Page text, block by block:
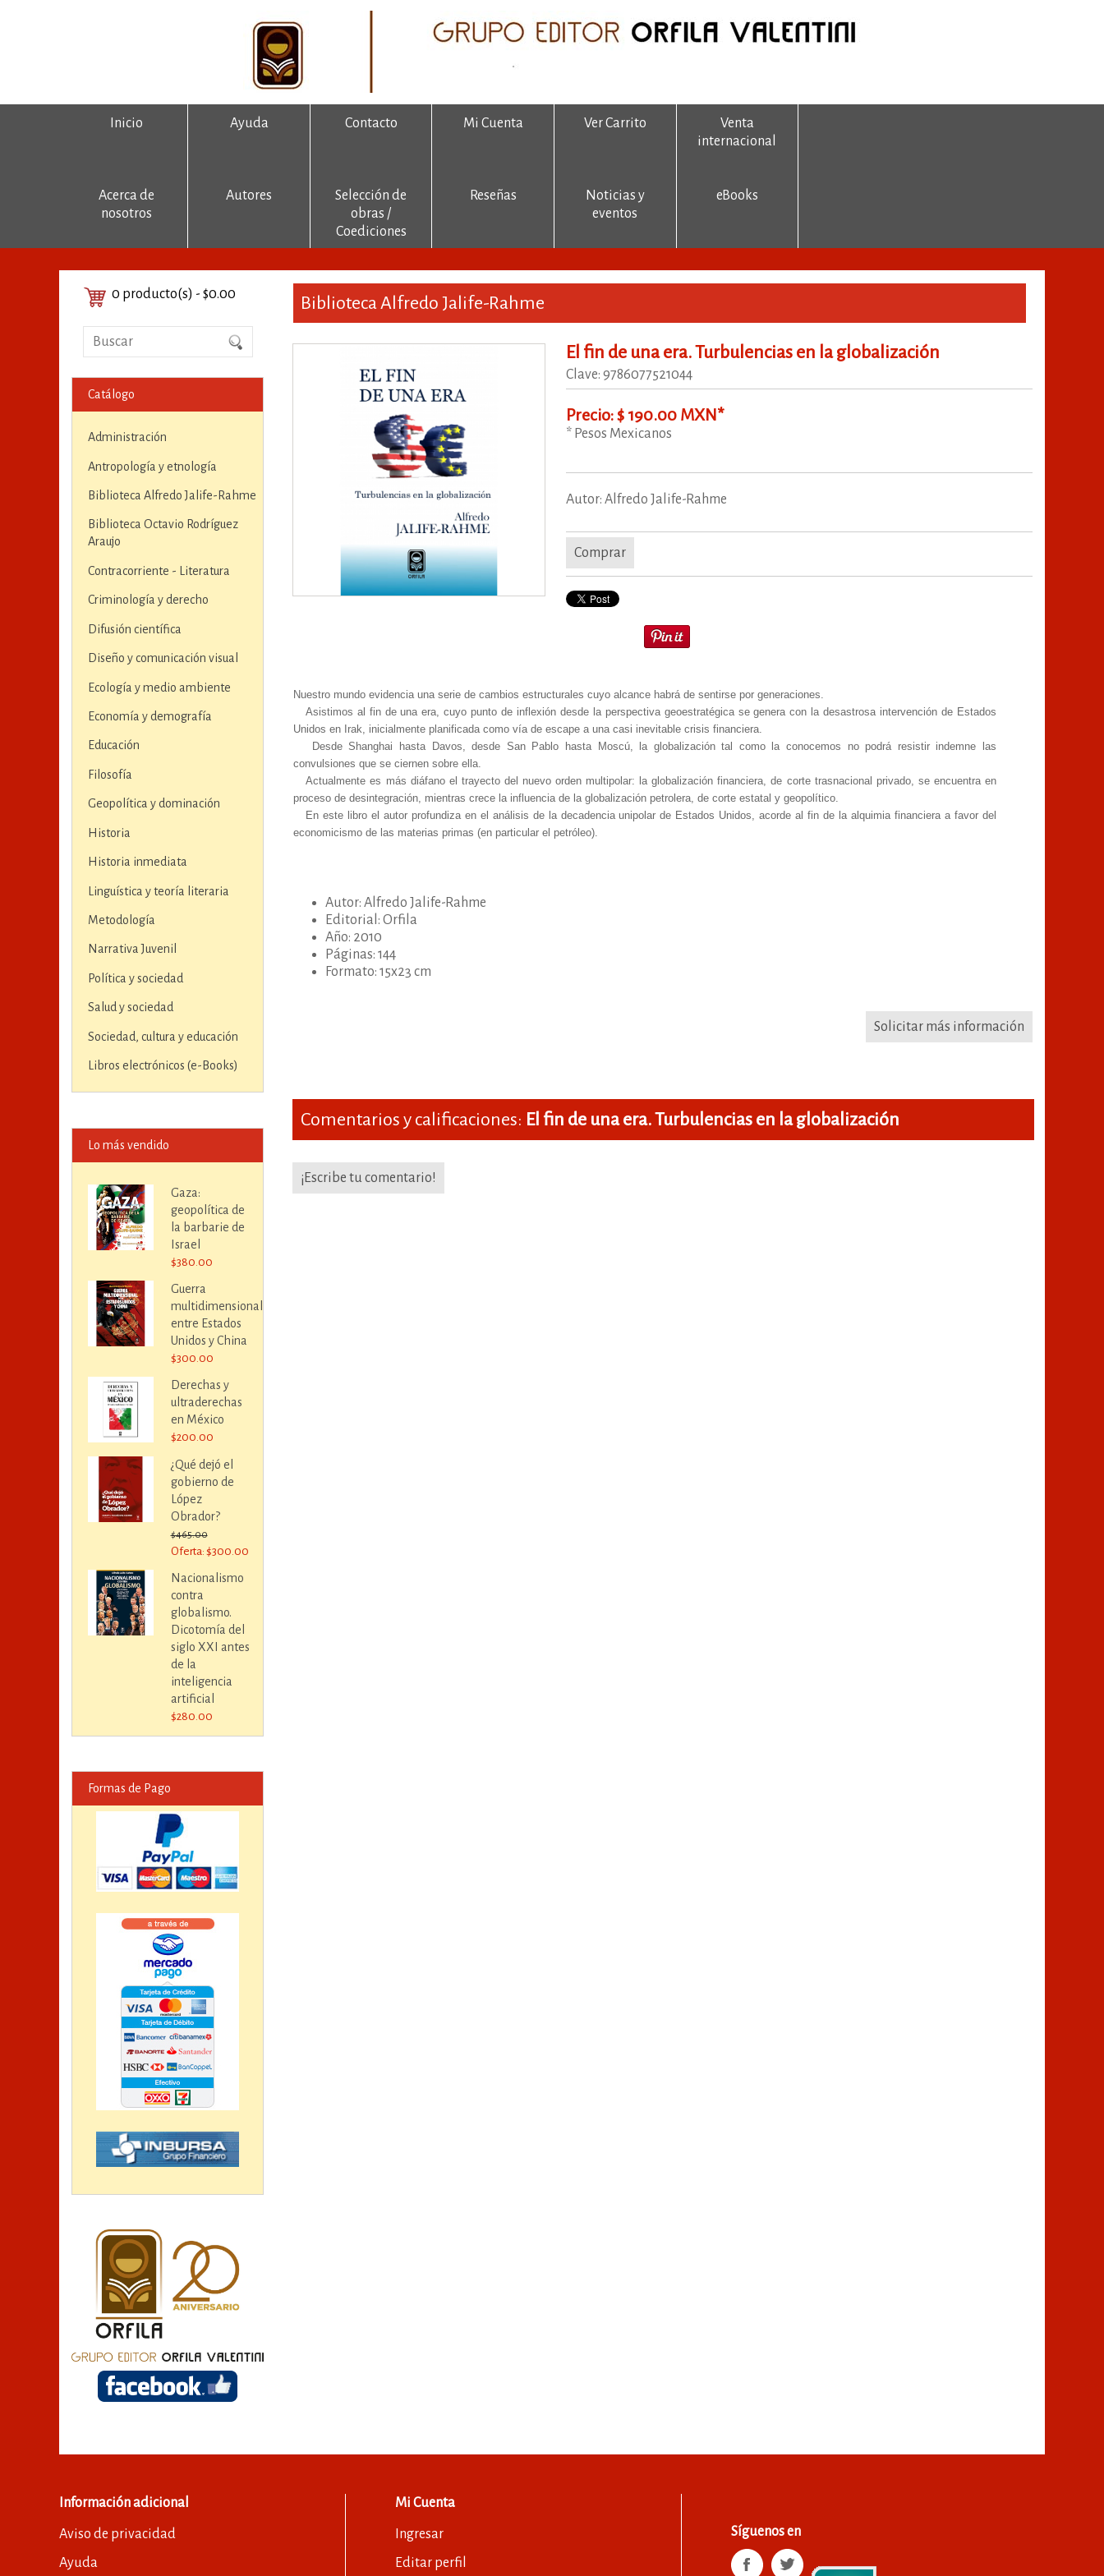
Inicio Ayuda Contacto Mi Cuenta Ver Carrito
Venta
internacional
Acerca de
nosotros
Autores
Selección de
obras /
Coediciones
Reseñas
Noticias y
eventos
eBooks
0 producto(s) - $0.00
Catálogo
Administración
Antropología y etnología
Biblioteca Alfredo Jalife-Rahme
Biblioteca Octavio Rodríguez
Araujo
Contracorriente - Literatura
Criminología y derecho
Difusión científica
Diseño y comunicación visual
Ecología y medio ambiente
Economía y demografía
Educación
Filosofía
Geopolítica y dominación
Historia
Historia inmediata
Linguística y teoría literaria
Metodología
Narrativa Juvenil
Política y sociedad
Salud y sociedad
Sociedad, cultura y educación
Libros electrónicos (e-Books)
Lo más vendido
Gaza:
geopolítica de
la barbarie de
Israel
$380.00
Guerra
multidimensional
entre Estados
Unidos y China
$300.00
Derechas y
ultraderechas
en México
$200.00
¿Qué dejó el
gobierno de
López
Obrador?
$465.00
Oferta: $300.00
Nacionalismo
contra
globalismo.
Dicotomía del
siglo XXI antes
de la
inteligencia
artificial
$280.00
Formas de Pago
Biblioteca Alfredo Jalife-Rahme
El fin de una era. Turbulencias en la globalización
Clave: 9786077521044
Precio: $ 190.00 MXN*
* Pesos Mexicanos
Autor: Alfredo Jalife-Rahme
Comprar
Nuestro mundo evidencia una serie de cambios estructurales cuyo alcance habrá de sentirse por generaciones.
Asistimos al fin de una era, cuyo punto de inflexión desde la perspectiva geoestratégica se genera con la desastrosa intervención de Estados
Unidos en Irak, inicialmente planificada como vía de escape a una casi inevitable crisis financiera.
Desde Shanghai hasta Davos, desde San Pablo hasta Moscú, la globalización tal como la conocemos no podrá resistir indemne las
convulsiones que se ciernen sobre ella.
Actualmente es más diáfano el trayecto del nuevo orden multipolar: la globalización financiera, de corte trasnacional privado, se encuentra en
proceso de desintegración, mientras crece la influencia de la globalización petrolera, de corte estatal y geopolítico.
En este libro el autor profundiza en el análisis de la decadencia unipolar de Estados Unidos, acorde al fin de la alquimia financiera a favor del
economicismo de las materias primas (en particular el petróleo).
Autor: Alfredo Jalife-Rahme
Editorial: Orfila
Año: 2010
Páginas: 144
Formato: 15x23 cm
Solicitar más información
Comentarios y calificaciones: El fin de una era. Turbulencias en la globalización
¡Escribe tu comentario!
Información adicional
Aviso de privacidad
Ayuda
Mi Cuenta
Ingresar
Editar perfil
Síguenos en